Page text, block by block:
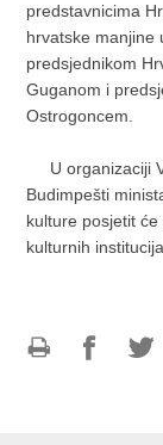
predstavnicima
hrvatske manjine
predsjednikom
Guganom i
Ostrogoncem.
U organizaciji
Budimpešti
kulture posjetit
kulturnih institucija.